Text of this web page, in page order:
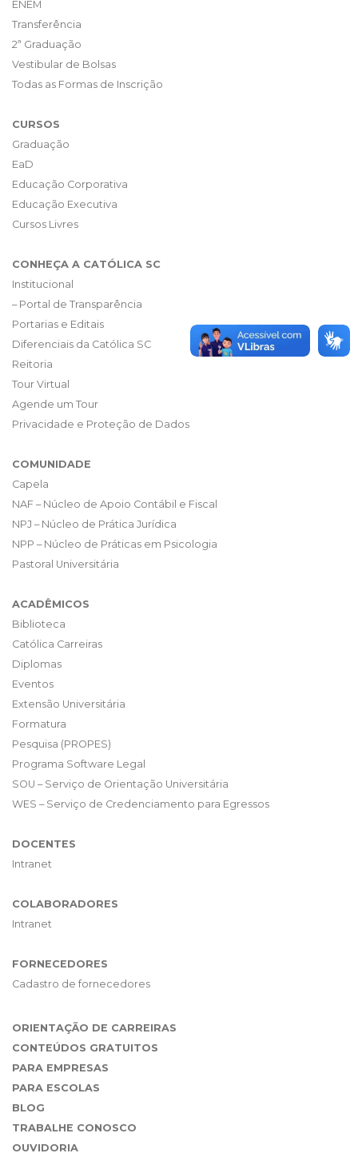
ENEM
Transferência
2ª Graduação
Vestibular de Bolsas
Todas as Formas de Inscrição
CURSOS
Graduação
EaD
Educação Corporativa
Educação Executiva
Cursos Livres
CONHEÇA A CATÓLICA SC
Institucional
– Portal de Transparência
Portarias e Editais
Diferenciais da Católica SC
Reitoria
Tour Virtual
Agende um Tour
Privacidade e Proteção de Dados
COMUNIDADE
Capela
NAF – Núcleo de Apoio Contábil e Fiscal
NPJ – Núcleo de Prática Jurídica
NPP – Núcleo de Práticas em Psicologia
Pastoral Universitária
ACADÊMICOS
Biblioteca
Católica Carreiras
Diplomas
Eventos
Extensão Universitária
Formatura
Pesquisa (PROPES)
Programa Software Legal
SOU – Serviço de Orientação Universitária
WES – Serviço de Credenciamento para Egressos
DOCENTES
Intranet
COLABORADORES
Intranet
FORNECEDORES
Cadastro de fornecedores
ORIENTAÇÃO DE CARREIRAS
CONTEÚDOS GRATUITOS
PARA EMPRESAS
PARA ESCOLAS
BLOG
TRABALHE CONOSCO
OUVIDORIA